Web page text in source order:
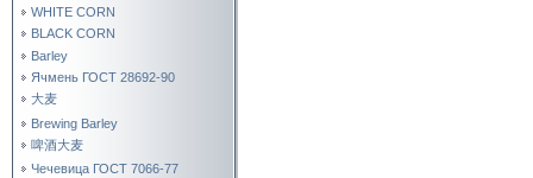
WHITE CORN
BLACK CORN
Barley
Ячмень ГОСТ 28692-90
大麦
Brewing Barley
啤酒大麦
Чечевица ГОСТ 7066-77